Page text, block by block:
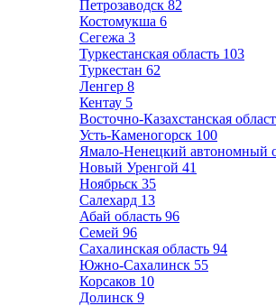
Петрозаводск 82
Костомукша 6
Сегежа 3
Туркестанская область 103
Туркестан 62
Ленгер 8
Кентау 5
Восточно-Казахстанская
Усть-Каменогорск 100
Ямало-Ненецкий автономный
Новый Уренгой 41
Ноябрьск 35
Салехард 13
Абай область 96
Семей 96
Сахалинская область 94
Южно-Сахалинск 55
Корсаков 10
Долинск 9